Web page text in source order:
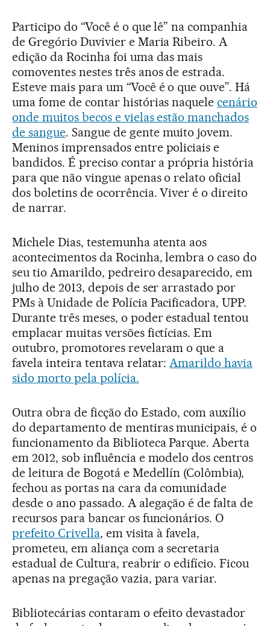
Participo do “Você é o que lê” na companhia
de Gregório Duvivier e Maria Ribeiro. A
edição da Rocinha foi uma das mais
comoventes nestes três anos de estrada.
Esteve mais para um “Você é o que ouve”. Há
uma fome de contar histórias naquelecenário
onde muitos becos e vielas estão manchados
de sangue. Sangue de gente muito jovem.
Meninos imprensados entre policiais e
bandidos. É preciso contar a própria história
para que não vingue apenas o relato oficial
dos boletins de ocorrência. Viver é o direito
de narrar.
Michele Dias, testemunha atenta aos
acontecimentos da Rocinha, lembra o caso do
seu tio Amarildo, pedreiro desaparecido, em
julho de 2013, depois de ser arrastado por
PMs à Unidade de Polícia Pacificadora, UPP.
Durante três meses, o poder estadual tentou
emplacar muitas versões fictícias. Em
outubro, promotores revelaram o que a
favela inteira tentava relatar:Amarildo havia
sido morto pela polícia.
Outra obra de ficção do Estado, com auxílio
do departamento de mentiras municipais, é o
funcionamento da Biblioteca Parque. Aberta
em 2012, sob influência e modelo dos centros
de leitura de Bogotá e Medellín (Colômbia),
fechou as portas na cara da comunidade
desde o ano passado. A alegação é de falta de
recursos para bancar os funcionários. O
prefeito Crivella, em visita à favela,
prometeu, em aliança com a secretaria
estadual de Cultura, reabrir o edifício. Ficou
apenas na pregação vazia, para variar.
Bibliotecárias contaram o efeito devastador